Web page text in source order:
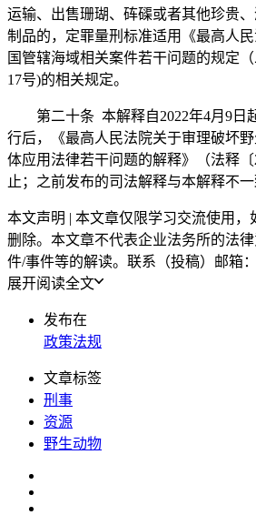
运输、出售珊瑚、砗磲或者其他珍贵
制品的，定罪量刑标准适用《最高人
国管辖海域相关案件若干问题的规定（
17号)的相关规定。
第二十条 本解释自2022年4月9日
行后，《最高人民法院关于审理破坏
体应用法律若干问题的解释》（法释
止；之前发布的司法解释与本解释不
本文声明 | 本文章仅限学习交流使用
删除。本文章不代表企业法务所的法
件/事件等的解读。联系（投稿）邮箱：
展开阅读全文
发布在
政策法规
文章标签
刑事
资源
野生动物